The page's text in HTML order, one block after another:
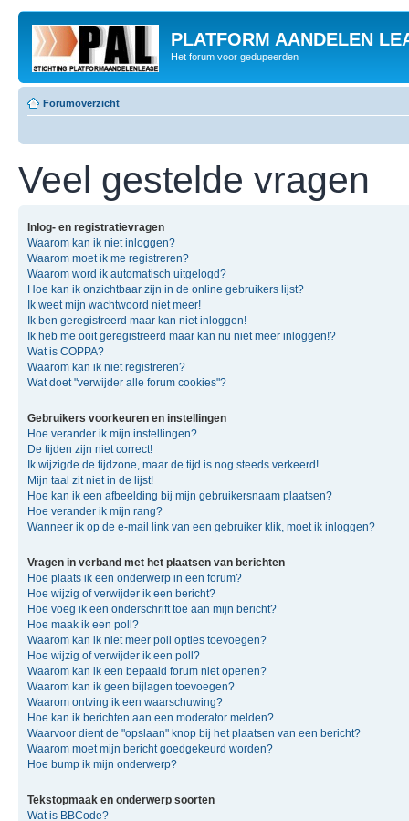
PLATFORM AANDELEN
Het forum voor gedupeerden
Forumoverzicht
Veel gestelde vragen
Inlog- en registratievragen
Waarom kan ik niet inloggen?
Waarom moet ik me registreren?
Waarom word ik automatisch uitgelogd?
Hoe kan ik onzichtbaar zijn in de online gebruikers lijst?
Ik weet mijn wachtwoord niet meer!
Ik ben geregistreerd maar kan niet inloggen!
Ik heb me ooit geregistreerd maar kan nu niet meer inloggen!?
Wat is COPPA?
Waarom kan ik niet registreren?
Wat doet "verwijder alle forum cookies"?
Gebruikers voorkeuren en instellingen
Hoe verander ik mijn instellingen?
De tijden zijn niet correct!
Ik wijzigde de tijdzone, maar de tijd is nog steeds verkeerd!
Mijn taal zit niet in de lijst!
Hoe kan ik een afbeelding bij mijn gebruikersnaam plaatsen?
Hoe verander ik mijn rang?
Wanneer ik op de e-mail link van een gebruiker klik, moet ik inloggen?
Vragen in verband met het plaatsen van berichten
Hoe plaats ik een onderwerp in een forum?
Hoe wijzig of verwijder ik een bericht?
Hoe voeg ik een onderschrift toe aan mijn bericht?
Hoe maak ik een poll?
Waarom kan ik niet meer poll opties toevoegen?
Hoe wijzig of verwijder ik een poll?
Waarom kan ik een bepaald forum niet openen?
Waarom kan ik geen bijlagen toevoegen?
Waarom ontving ik een waarschuwing?
Hoe kan ik berichten aan een moderator melden?
Waarvoor dient de "opslaan" knop bij het plaatsen van een bericht?
Waarom moet mijn bericht goedgekeurd worden?
Hoe bump ik mijn onderwerp?
Tekstopmaak en onderwerp soorten
Wat is BBCode?